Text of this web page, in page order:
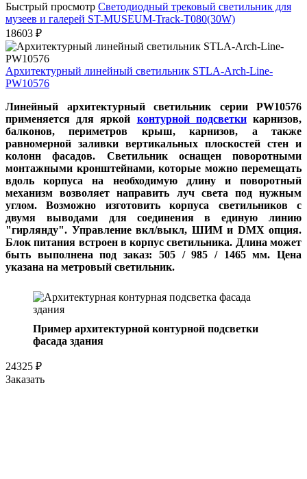
Быстрый просмотр Светодиодный трековый светильник для
музеев и галерей ST-MUSEUM-Track-T080(30W)
18603 ₽
Архитектурный линейный светильник STLA-Arch-Line-
PW10576
Линейный архитектурный светильник серии PW10576
применяется для яркой контурной подсветкикарнизов,
балконов, периметров крыш, карнизов, а также
равномерной заливки вертикальных плоскостей стен и
колонн фасадов. Светильник оснащен поворотными
монтажными кронштейнами, которые можно перемещать
вдоль корпуса на необходимую длину и поворотный
механизм возволяет направить луч света под нужным
углом. Возможно изготовить корпуса светильников с
двумя выводами для соединения в единую линию
"гирлянду". Управление вкл/выкл, ШИМ и DMX опция.
Блок питания встроен в корпус светильника. Длина может
быть выполнена под заказ: 505 / 985 / 1465 мм. Цена
указана на метровый светильник.
Пример архитектурной контурной подсветки
фасада здания
24325 ₽
Заказать